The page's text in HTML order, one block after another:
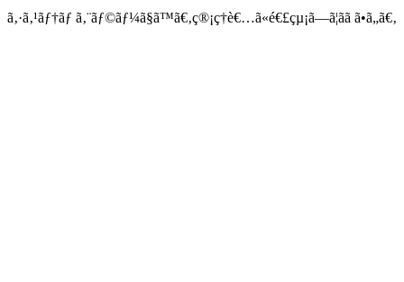
ã‚·ã‚¹ãƒ†ãƒ ã‚¨ãƒ©ãƒ¼ã§ã™ã€‚ç®¡ç†è€…ã«é€£çµ¡ã—ã¦ãã ã•ã„ã€‚